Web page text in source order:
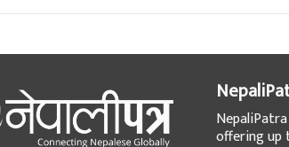
offering up